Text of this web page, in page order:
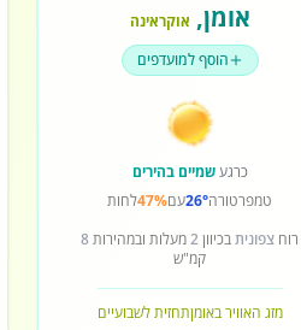
אומן, אוקראינה
הוסף למועדפים
כרגעשמיים בהירים
טמפרטורה26°עם47%לחות
רוח צפוניתבכיוון2מעלות ובמהירות8
קמ"ש
מזג האוויר באומןתחזית לשבועיים